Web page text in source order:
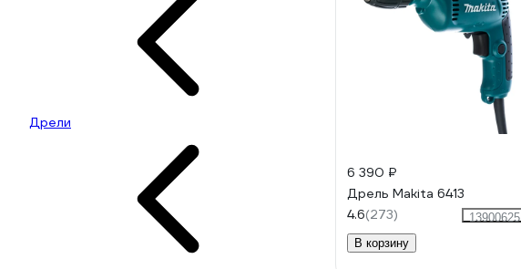
Дрели
6 390 ₽
Дрель Makita 6413
4.6(273)
13900625
В корзину